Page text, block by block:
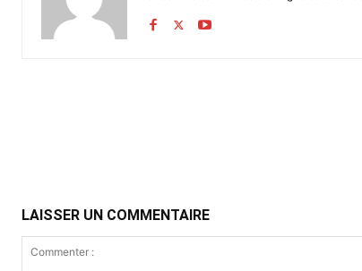
LAISSER UN COMMENTAIRE